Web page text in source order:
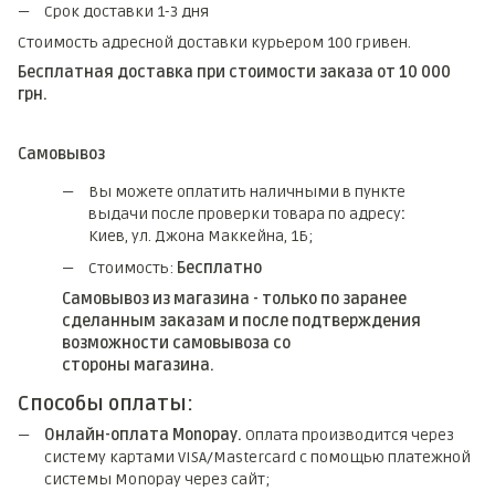
Срок доставки 1-3 дня
Стоимость адресной доставки курьером 100 гривен.
Бесплатная доставка при стоимости заказа от 10 000
грн.
Самовывоз
Вы можете оплатить наличными в пункте
выдачи после проверки товара по адресу:
Киев, ул. Джона Маккейна, 1Б;
Стоимость: Бесплатно
Самовывоз из магазина - только по заранее
сделанным заказам и после подтверждения
возможности самовывоза со
стороны магазина.
Способы оплаты:
Онлайн-оплата Monopay. Оплата производится через
систему картами VISA/Mastercard с помощью платежной
системы Monopay через сайт;